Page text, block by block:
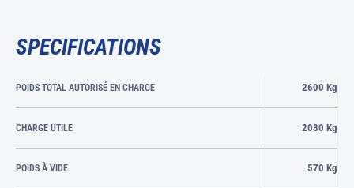
SPECIFICATIONS
POIDS TOTAL AUTORISÉ EN CHARGE 2600 Kg
CHARGE UTILE 2030 Kg
POIDS À VIDE 570 Kg